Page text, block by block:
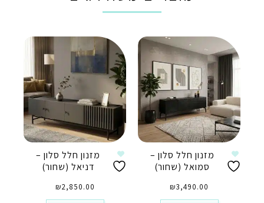
מזנון חלל סלון –
סמואל (שחור)
₪3,490.00
מזנון חלל סלון –
דניאל (שחור)
₪2,850.00